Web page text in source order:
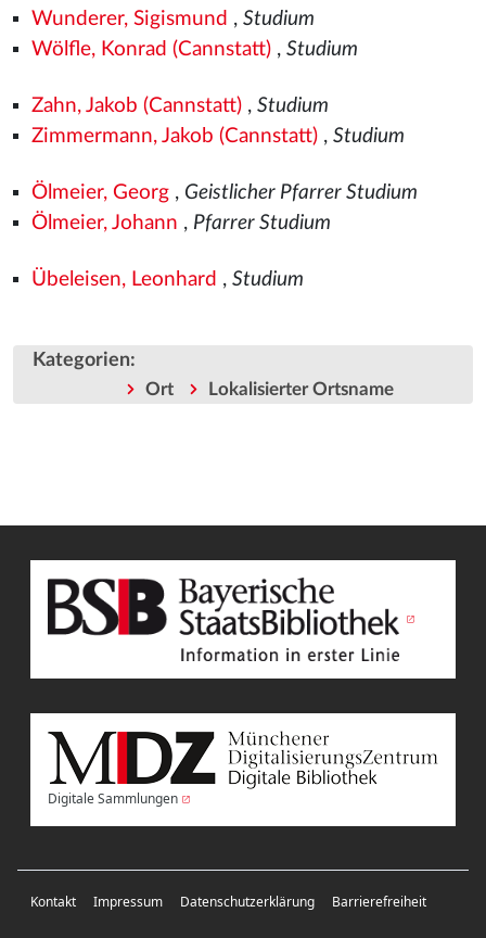
Wunderer, Sigismund , Studium
Wölfle, Konrad (Cannstatt), Studium
Zahn, Jakob (Cannstatt), Studium
Zimmermann, Jakob (Cannstatt), Studium
Ölmeier, Georg, Geistlicher Pfarrer Studium
Ölmeier, Johann , Pfarrer Studium
Übeleisen, Leonhard , Studium
Kategorien:
Ort Lokalisierter Ortsname
Digitale Sammlungen
Kontakt Impressum Datenschutzerklärung Barrierefreiheit